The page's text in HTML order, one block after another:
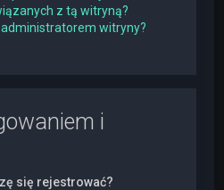
z tą witryną?
witryny?
i
się rejestrować?